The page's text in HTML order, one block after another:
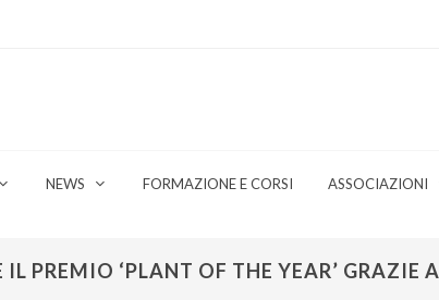
NEWS FORMAZIONE E CORSI ASSOCIAZIONI
PREMIO ‘PLANT OF THE YEAR’ GRAZIE